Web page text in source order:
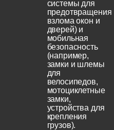
системы для
предотвращения
взлома окон и
дверей) и
мобильная
безопасность
(например,
замки и шлемы
для
велосипедов,
мотоциклетные
замки,
устройства для
крепления
грузов).